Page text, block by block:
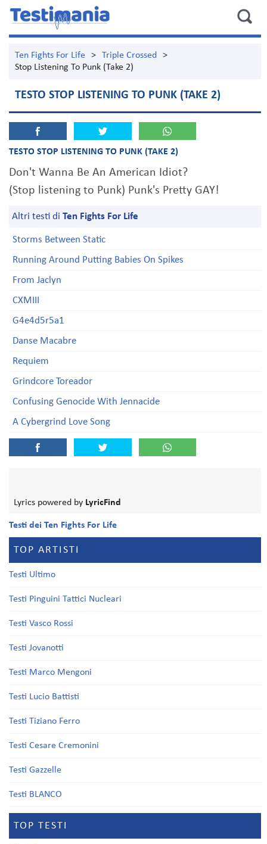
Ten Fights For Life > Triple Crossed
>
Stop Listening To Punk (Take 2)
TESTO STOP LISTENING TO PUNK (TAKE 2)
TESTO STOP LISTENING TO PUNK (TAKE 2)
Don't Wanna Be An American Idiot?
(Stop listening to Punk) Punk's Pretty GAY!
Altri testi di Ten Fights For Life
Storms Between Static
Running Around Putting Babies On Spikes
From Jaclyn
CXMIII
G4e4d5r5a1
Danse Macabre
Requiem
Grindcore Toreador
Confusing Genocide With Jennacide
A Cybergrind Love Song
Lyrics powered by LyricFind
Testi dei Ten Fights For Life
TOP ARTISTI
Testi Ultimo
Testi Pinguini Tattici Nucleari
Testi Vasco Rossi
Testi Jovanotti
Testi Marco Mengoni
Testi Lucio Battisti
Testi Tiziano Ferro
Testi Cesare Cremonini
Testi Gazzelle
Testi BLANCO
TOP TESTI